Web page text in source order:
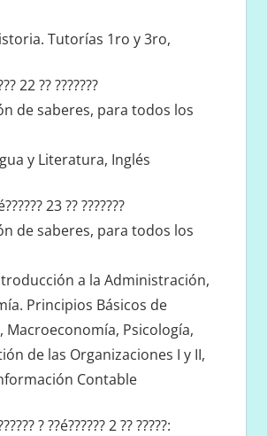
Tutorías 1ro y 3ro,
22 ?? ???????
de saberes, para todos los
y Literatura, Inglés
23 ?? ???????
de saberes, para todos los
a la Administración,
Principios Básicos de
Macroeconomía, Psicología,
de las Organizaciones I y II,
Contable
? ??é?????? 2 ?? ?????: